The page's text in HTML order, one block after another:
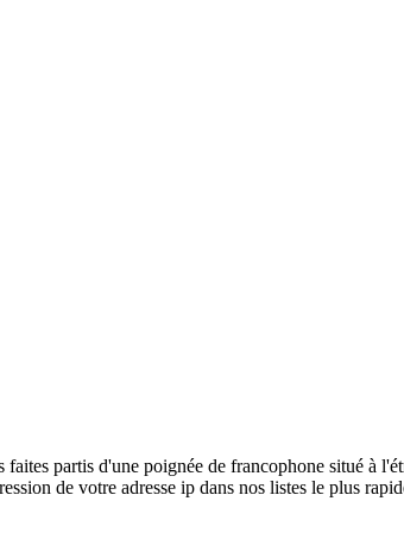
partis d'une poignée de francophone situé à
de votre adresse ip dans nos listes le plus